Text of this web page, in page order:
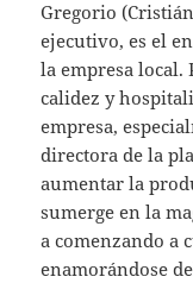
Gregorio
ejecutivo, es el
la empresa local.
calidez y
empresa,
directora de la
aumentar la
sumerge en la
a comenzando a
enamorándose